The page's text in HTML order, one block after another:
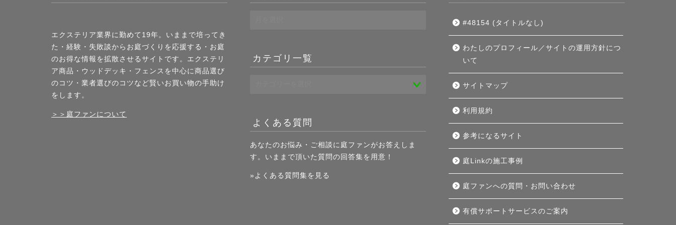
エクステリア業界に勤めて19年。いままで培ってき
た・経験・失敗談からお庭づくりを応援する・お庭
のお得な情報を拡散させるサイトです。エクステリ
ア商品・ウッドデッキ・フェンスを中心に商品選び
のコツ・業者選びのコツなど賢いお買い物の手助け
をします。
＞＞庭ファンについて
一
覧
カテゴリ一覧
よくある質問
あなたのお悩み・ご相談に庭ファンがお答えしま
す。いままで頂いた質問の回答集を用意！
»よくある質問集を見る
#48154 (タイトルなし)
わたしのプロフィール／サイトの運用方針につ
いて
サイトマップ
利用規約
参考になるサイト
庭Linkの施工事例
庭ファンへの質問・お問い合わせ
有償サポートサービスのご案内